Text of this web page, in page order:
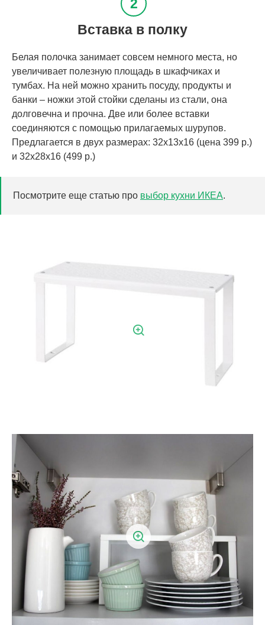
Вставка в полку
Белая полочка занимает совсем немного места, но
увеличивает полезную площадь в шкафчиках и
тумбах. На ней можно хранить посуду, продукты и
банки – ножки этой стойки сделаны из стали, она
долговечна и прочна. Две или более вставки
соединяются с помощью прилагаемых шурупов.
Предлагается в двух размерах: 32х13х16 (цена 399 р.)
и 32х28х16 (499 р.)
Посмотрите еще статью про выбор кухни ИКЕА.